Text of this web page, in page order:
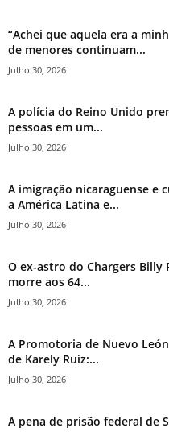
“Achei que aquela era a
de menores continuam...
Julho 30, 2026
A polícia do Reino Unido
pessoas em um...
Julho 30, 2026
A imigração nicaraguense e
a América Latina e...
Julho 30, 2026
O ex-astro do Chargers Billy
morre aos 64...
Julho 30, 2026
A Promotoria de Nuevo
de Karely Ruiz:...
Julho 30, 2026
A pena de prisão federal de